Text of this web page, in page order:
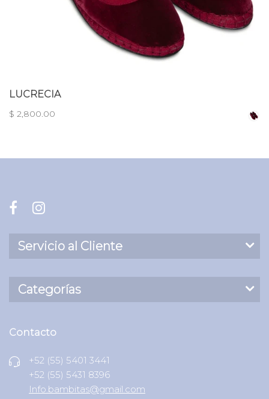
LUCRECIA
$ 2,800.00
Servicio al Cliente
Categorías
Contacto
+52 (55) 5401 3441
+52 (55) 5431 8396
Info.bambitas@gmail.com